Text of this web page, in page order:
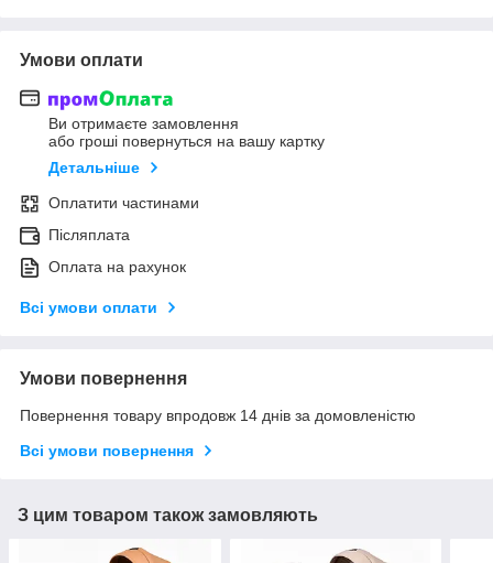
Умови оплати
Ви отримаєте замовлення
або гроші повернуться на вашу картку
Детальніше
Оплатити частинами
Післяплата
Оплата на рахунок
Всі умови оплати
Умови повернення
Повернення товару впродовж 14 днів за домовленістю
Всі умови повернення
З цим товаром також замовляють